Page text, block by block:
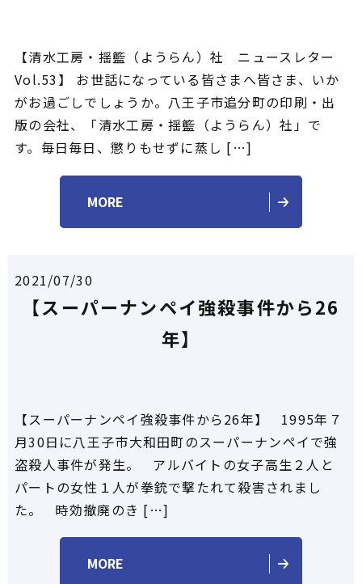
【清水工房・揺籃（ようらん）社 ニュースレター
Vol.53】 お世話になっている皆さまへ皆さま、いか
がお過ごしでしょうか。八王子市追分町の印刷・出
版の会社、「清水工房・揺籃（ようらん）社」で
す。毎日毎日、懲りもせずに蒸し […]
MORE
2021/07/30
【スーパーナンペイ強殺事件から26
年】
【スーパーナンペイ強殺事件から26年】 1995年７
月30日に八王子市大和田町のスーパーナンペイで強
盗殺人事件が発生。 アルバイトの女子高生２人と
パートの女性１人が拳銃で撃たれて殺害されまし
た。 時効撤廃のき […]
MORE